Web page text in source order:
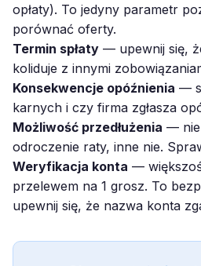
opłaty). To jedyny parametr
porównać oferty.
Termin spłaty — upewnij się,
koliduje z innymi
Konsekwencje opóźnienia —
karnych i czy firma zgłasza
Możliwość przedłużenia —
odroczenie raty, inne nie.
Weryfikacja konta —
przelewem na 1 grosz. To
upewnij się, że nazwa konta